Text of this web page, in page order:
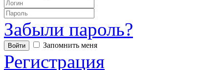
Забыли пароль?
Запомнить меня
Регистрация